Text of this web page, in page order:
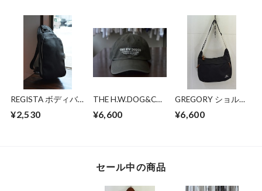
REGISTA ボディバ
¥2,530
THE H.W.DOG&CO
SHALLOW CAP
¥6,600
GREGORY ショルダ
¥6,600
セール中の商品